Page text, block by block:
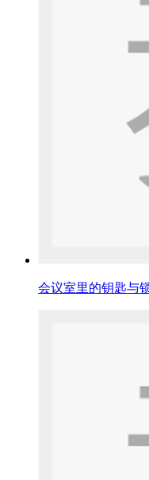
会议室里的钥匙与